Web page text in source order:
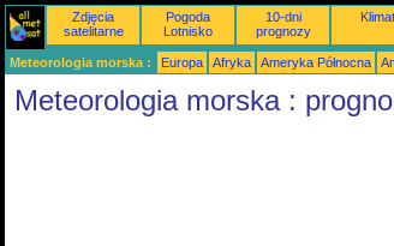
Zdjęcia
satelitarne
Pogoda
Lotnisko
10-dni
prognozy
Klimat
Meteorologia morska : Europa Afryka Ameryka Północna
Meteorologia morska :